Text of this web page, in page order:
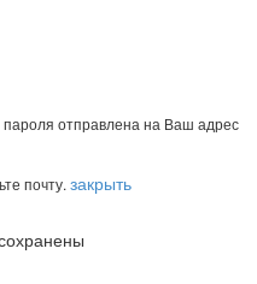
отправлена на Ваш адрес
почту. закрыть